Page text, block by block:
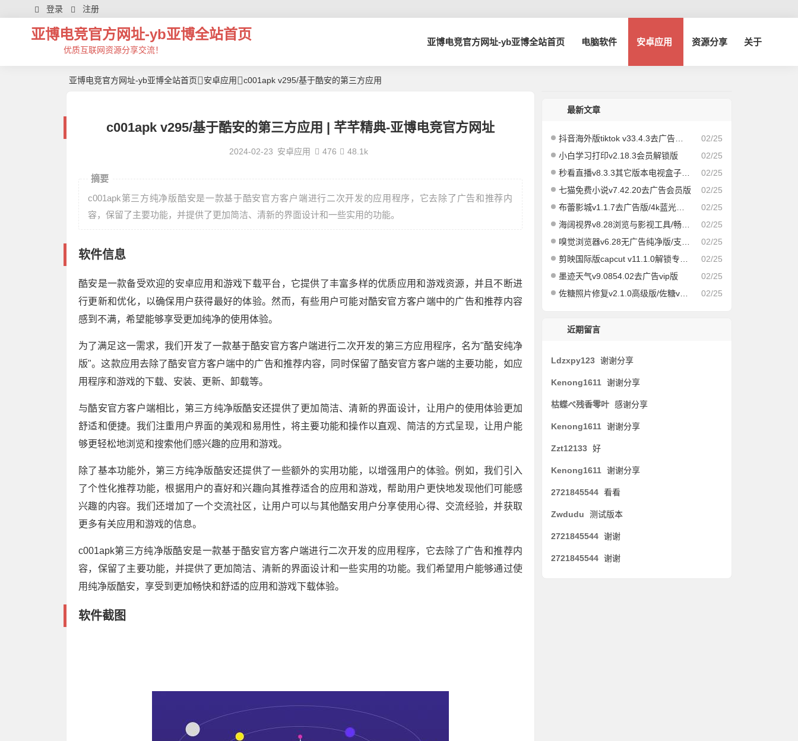
登录 注册
亚博电竞官方网址-yb亚博全站首页
优质互联网资源分享交流！
亚博电竞官方网址-yb亚博全站首页 电脑软件 安卓应用 资源分享 关于
亚博电竞官方网址-yb亚博全站首页 安卓应用 c001apk v295/基于酷安的第三方应用
c001apk v295/基于酷安的第三方应用 | 芊芊精典-亚博电竞官方网址
2024-02-23 安卓应用 476 48.1k
摘要
c001apk第三方纯净版酷安是一款基于酷安官方客户端进行二次开发的应用程序，它去除了广告和推荐内
容，保留了主要功能，并提供了更加简洁、清新的界面设计和一些实用的功能。
软件信息
酷安是一款备受欢迎的安卓应用和游戏下载平台，它提供了丰富多样的优质应用和游戏资源，并且不断进
行更新和优化，以确保用户获得最好的体验。然而，有些用户可能对酷安官方客户端中的广告和推荐内容
感到不满，希望能够享受更加纯净的使用体验。
为了满足这一需求，我们开发了一款基于酷安官方客户端进行二次开发的第三方应用程序，名为"酷安纯净
版"。这款应用去除了酷安官方客户端中的广告和推荐内容，同时保留了酷安官方客户端的主要功能，如应
用程序和游戏的下载、安装、更新、卸载等。
与酷安官方客户端相比，第三方纯净版酷安还提供了更加简洁、清新的界面设计，让用户的使用体验更加
舒适和便捷。我们注重用户界面的美观和易用性，将主要功能和操作以直观、简洁的方式呈现，让用户能
够更轻松地浏览和搜索他们感兴趣的应用和游戏。
除了基本功能外，第三方纯净版酷安还提供了一些额外的实用功能，以增强用户的体验。例如，我们引入
了个性化推荐功能，根据用户的喜好和兴趣向其推荐适合的应用和游戏，帮助用户更快地发现他们可能感
兴趣的内容。我们还增加了一个交流社区，让用户可以与其他酷安用户分享使用心得、交流经验，并获取
更多有关应用和游戏的信息。
c001apk第三方纯净版酷安是一款基于酷安官方客户端进行二次开发的应用程序，它去除了广告和推荐内
容，保留了主要功能，并提供了更加简洁、清新的界面设计和一些实用的功能。我们希望用户能够通过使
用纯净版酷安，享受到更加畅快和舒适的应用和游戏下载体验。
软件截图
最新文章
02/25
抖音海外版tiktok v33.4.3去广告解除封锁版
02/25
小白学习打印v2.18.3会员解锁版
02/25
秒看直播v8.3.3其它版本电视盒子版|速度飞快，即点即播
02/25
七猫免费小说v7.42.20去广告会员版
02/25
布蕾影城v1.1.7去广告版/4k蓝光画质秒播
02/25
海阔视界v8.28浏览与影视工具/畅享全网/精品影视
02/25
嗅觉浏览器v6.28无广告纯净版/支持安装插件
02/25
剪映国际版capcut v11.1.0解锁专业版
02/25
墨迹天气v9.0854.02去广告vip版
02/25
佐糖照片修复v2.1.0高级版/佐糖v1.6.6会员解锁版
近期留言
Ldzxpy123 谢谢分享
Kenong1611 谢谢分享
枯蝶べ残香零叶 感谢分享
Kenong1611 谢谢分享
Zzt12133 好
Kenong1611 谢谢分享
2721845544 看看
Zwdudu 测试版本
2721845544 谢谢
2721845544 谢谢